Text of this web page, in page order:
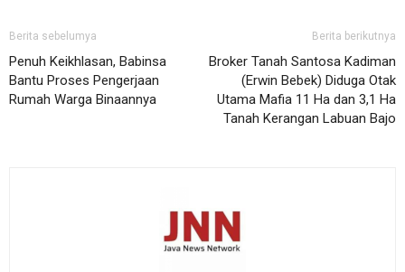
Berita sebelumya
Penuh Keikhlasan, Babinsa
Bantu Proses Pengerjaan
Rumah Warga Binaannya
Berita berikutnya
Broker Tanah Santosa Kadiman
(Erwin Bebek) Diduga Otak
Utama Mafia 11 Ha dan 3,1 Ha
Tanah Kerangan Labuan Bajo